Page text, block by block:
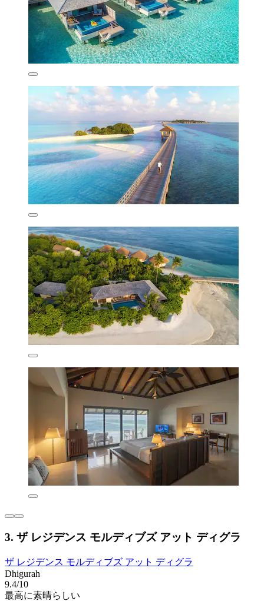
3. ザ レジデンス モルディブズ アット ディグラ
ザ レジデンス モルディブズ アット ディグラ
Dhigurah
9.4/10
最高に素晴らしい